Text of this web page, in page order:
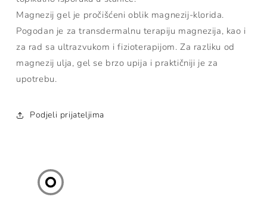
Magnezij gel je pročišćeni oblik magnezij-klorida.
Pogodan je za transdermalnu terapiju magnezija, kao i
za rad sa ultrazvukom i fizioterapijom. Za razliku od
magnezij ulja, gel se brzo upija i praktičniji je za
upotrebu.
Podjeli prijateljima